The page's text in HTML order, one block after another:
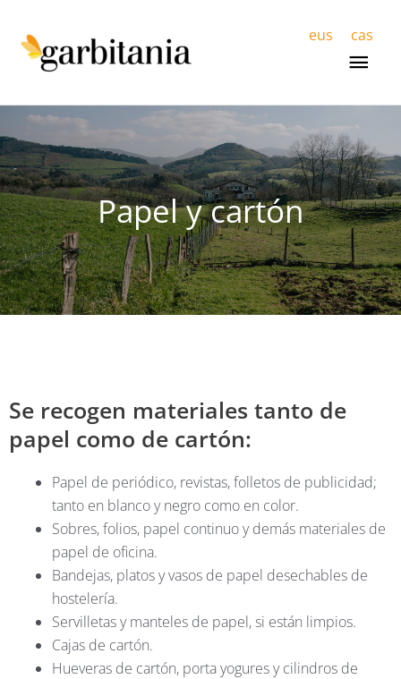
eus cas
Papel y cartón
Se recogen materiales tanto de
papel como de cartón:
Papel de periódico, revistas, folletos de publicidad;
tanto en blanco y negro como en color.
Sobres, folios, papel continuo y demás materiales de
papel de oficina.
Bandejas, platos y vasos de papel desechables de
hostelería.
Servilletas y manteles de papel, si están limpios.
Cajas de cartón.
Hueveras de cartón, porta yogures y cilindros de